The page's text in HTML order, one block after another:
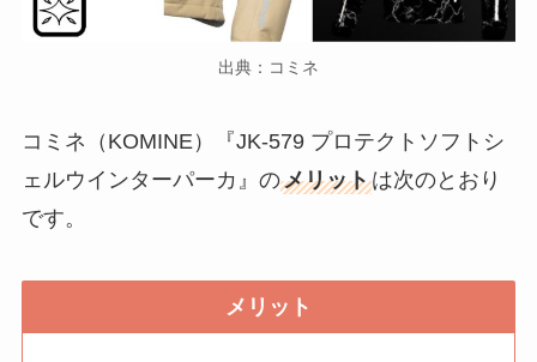
出典：コミネ
コミネ（KOMINE）『JK-579 プロテクトソフトシ
ェルウインターパーカ』のメリットは次のとおり
です。
メリット